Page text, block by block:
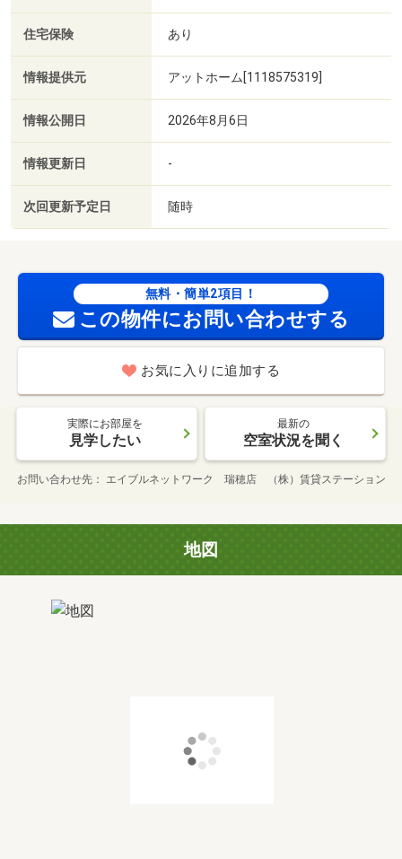
住宅保険 あり
情報提供元 アットホーム[1118575319]
情報公開日 2026年8月6日
情報更新日 -
次回更新予定日 随時
無料・簡単2項目！
この物件にお問い合わせする
お気に入りに追加する
実際にお部屋を
見学したい
最新の
空室状況を聞く
お問い合わせ先 エイブルネットワーク 瑞穂店 （株）賃貸ステーション
地図